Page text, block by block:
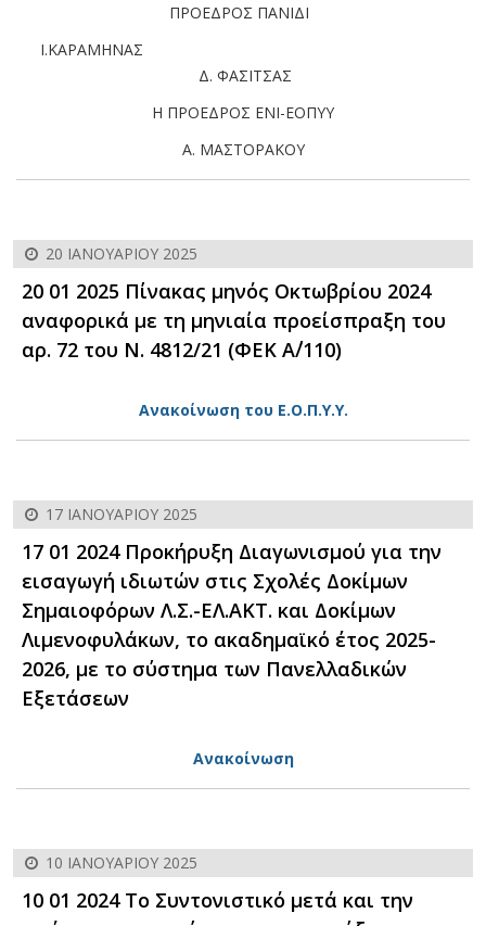
ΠΡΟΕΔΡΟΣ ΠΑΝΙΔΙ
Ι.ΚΑΡΑΜΗΝΑΣ
Δ. ΦΑΣΙΤΣΑΣ
Η ΠΡΟΕΔΡΟΣ ΕΝΙ-ΕΟΠΥΥ
Α. ΜΑΣΤΟΡΑΚΟΥ
20 ΙΑΝΟΥΑΡΊΟΥ 2025
20 01 2025 Πίνακας μηνός Οκτωβρίου 2024
αναφορικά με τη μηνιαία προείσπραξη του
αρ. 72 του Ν. 4812/21 (ΦΕΚ Α΄/110)
Ανακοίνωση του Ε.Ο.Π.Υ.Υ.
17 ΙΑΝΟΥΑΡΊΟΥ 2025
17 01 2024 Προκήρυξη Διαγωνισμού για την
εισαγωγή ιδιωτών στις Σχολές Δοκίμων
Σημαιοφόρων Λ.Σ.-ΕΛ.ΑΚΤ. και Δοκίμων
Λιμενοφυλάκων, το ακαδημαϊκό έτος 2025-
2026, με το σύστημα των Πανελλαδικών
Εξετάσεων
Ανακοίνωση
10 ΙΑΝΟΥΑΡΊΟΥ 2025
10 01 2024 Το Συντονιστικό μετά και την